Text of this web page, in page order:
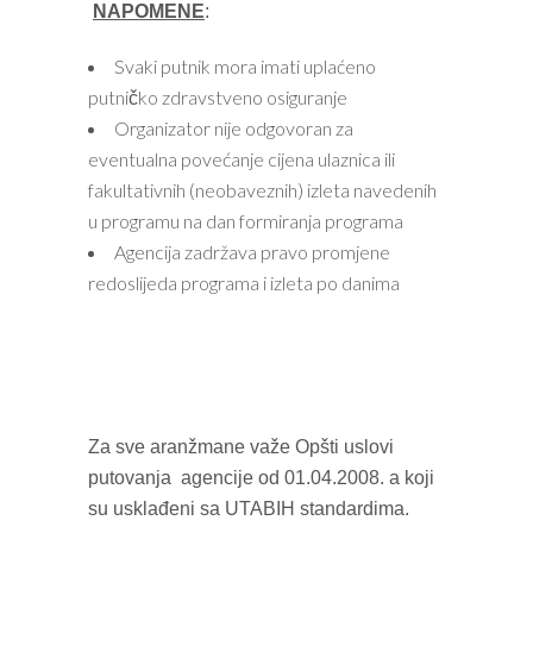
NAPOMENE:
Svaki putnik mora imati uplaćeno
putničko zdravstveno osiguranje
Organizator nije odgovoran za
eventualna povećanje cijena ulaznica ili
fakultativnih (neobaveznih) izleta navedenih
u programu na dan formiranja programa
Agencija zadržava pravo promjene
redoslijeda programa i izleta po danima
Za sve aranžmane važe Opšti uslovi
putovanja agencije od 01.04.2008. a koji
su usklađeni sa UTABIH standardima.